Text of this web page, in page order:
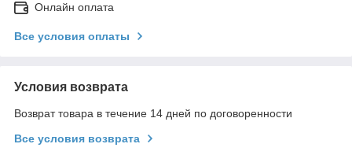
Онлайн оплата
Все условия оплаты
Условия возврата
Возврат товара в течение 14 дней по договоренности
Все условия возврата